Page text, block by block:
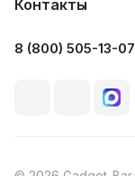
Контакты
8 (800) 505-13-07